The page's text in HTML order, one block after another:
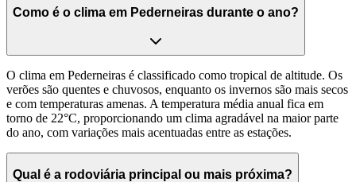
Como é o clima em Pederneiras durante o ano?
O clima em Pederneiras é classificado como tropical de altitude. Os
verões são quentes e chuvosos, enquanto os invernos são mais secos
e com temperaturas amenas. A temperatura média anual fica em
torno de 22°C, proporcionando um clima agradável na maior parte
do ano, com variações mais acentuadas entre as estações.
Qual é a rodoviária principal ou mais próxima?